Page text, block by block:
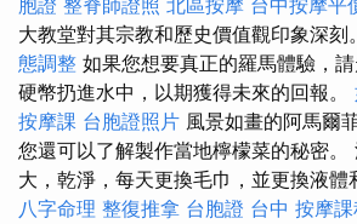
胞證 整脊師證照 北區按摩 台中按摩平
大教堂對其宗教和歷史價值觀印象深刻
態調整 如果您想要真正的羅馬體驗，
硬幣扔進水中，以期獲得未來的回報。
按摩課 台胞證照片 風景如畫的阿馬爾
您還可以了解製作當地檸檬菜的秘密。
大，乾淨，每天更換毛巾，並更換液體
八字命理 整復推拿 台胞證 台中 按摩